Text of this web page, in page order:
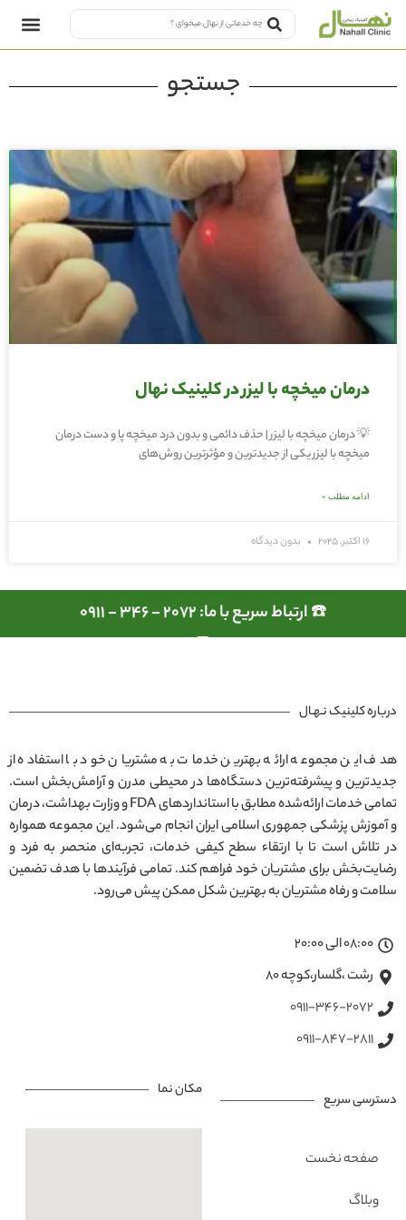
جستجو
درمان میخچه با لیزر در کلینیک نهال
💡 درمان میخچه با لیزر | حذف دائمی و بدون درد میخچه پا و دست درمان
میخچه با لیزر یکی از جدیدترین و مؤثرترین روش‌های
ادامه مطلب »
16 اکتبر, 2025 بدون دیدگاه
☎️ ارتباط سریع با ما: 2072 - 346 - 0911
درباره کلینیک نـهـال
هدف این مجموعه ارائه بهترین خدمات به مشتریان خود با استفاده از
جدیدترین و پیشرفته‌ترین دستگاه‌ها در محیطی مدرن و آرامش‌بخش است.
تمامی خدمات ارائه‌شده مطابق با استانداردهای FDA و وزارت بهداشت، درمان
و آموزش پزشکی جمهوری اسلامی ایران انجام می‌شود. این مجموعه همواره
در تلاش است تا با ارتقاء سطح کیفی خدمات، تجربه‌ای منحصر به فرد و
رضایت‌بخش برای مشتریان خود فراهم کند. تمامی فرآیندها با هدف تضمین
سلامت و رفاه مشتریان به بهترین شکل ممکن پیش می‌رود.
08:00 الی 20:00
رشت ،گلسار،کوچه ۸۰
0911-346-2072
0911-847-2811
دسترسی سریع
صفحه نخست
وبلاگ
مکان نما